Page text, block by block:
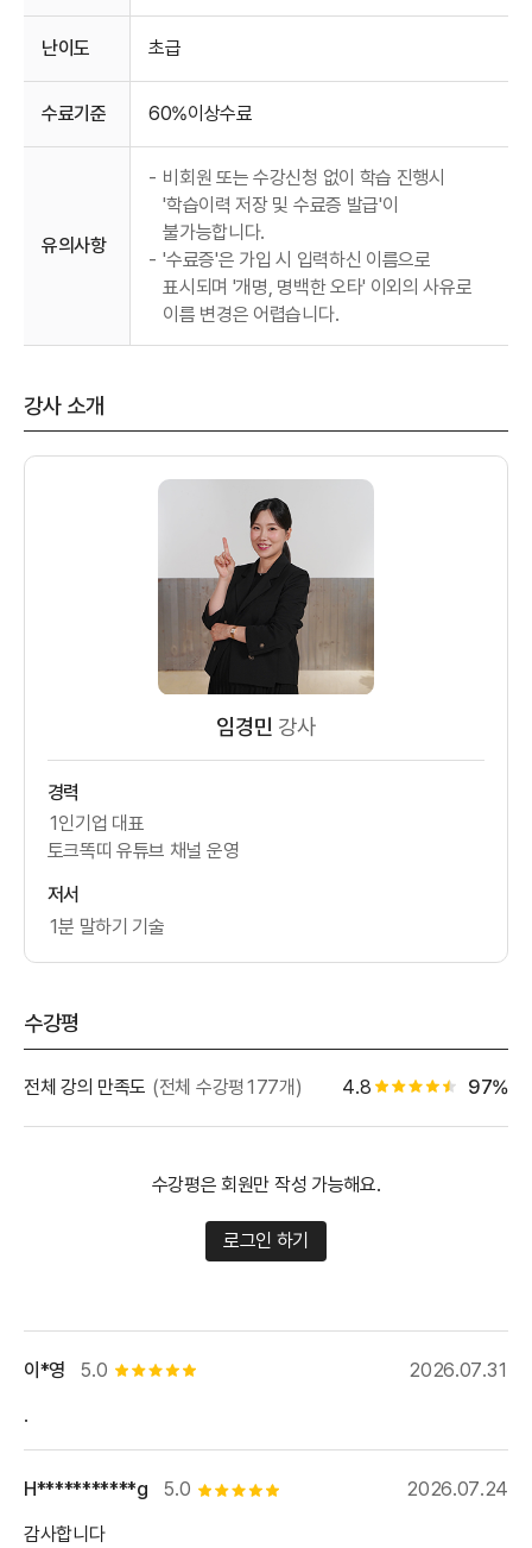
난이도 초급
수료기준 60%이상수료
유의사항
- 비회원 또는 수강신청 없이 학습 진행시
'학습이력 저장 및 수료증 발급'이
불가능합니다.
- '수료증'은 가입 시 입력하신 이름으로
표시되며 '개명, 명백한 오타' 이외의 사유로
이름 변경은 어렵습니다.
강사 소개
임경민 강사
경력
1인기업 대표
토크똑띠 유튜브 채널 운영
저서
1분 말하기 기술
수강평
전체 강의 만족도 (전체 수강평177개) 4.8 별점 4.5개 별점 백
97%
수강평은 회원만 작성 가능해요.
로그인 하기
5.0 별점 5개
이*영
2026.07.31
.
5.0 별점 5개
H***********g
2026.07.24
감사합니다